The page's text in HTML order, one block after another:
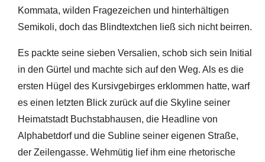
Kommata, wilden Fragezeichen und hinterhältigen
Semikoli, doch das Blindtextchen ließ sich nicht beirren.
Es packte seine sieben Versalien, schob sich sein Initial
in den Gürtel und machte sich auf den Weg. Als es die
ersten Hügel des Kursivgebirges erklommen hatte, warf
es einen letzten Blick zurück auf die Skyline seiner
Heimatstadt Buchstabhausen, die Headline von
Alphabetdorf und die Subline seiner eigenen Straße,
der Zeilengasse. Wehmütig lief ihm eine rhetorische